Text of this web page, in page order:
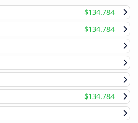
$134.784
$134.784
$134.784